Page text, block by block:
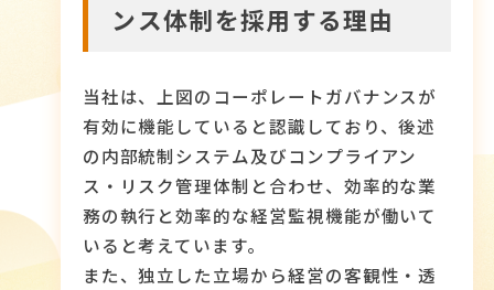
ンス体制を採用する理由
当社は、上図のコーポレートガバナンスが
有効に機能していると認識しており、後述
の内部統制システム及びコンプライアン
ス・リスク管理体制と合わせ、効率的な業
務の執行と効率的な経営監視機能が働いて
いると考えています。
また、独立した立場から経営の客観性・透